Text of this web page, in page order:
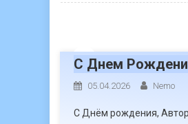
С Днем
05.04.2026 Nemo
С Днём рождения,